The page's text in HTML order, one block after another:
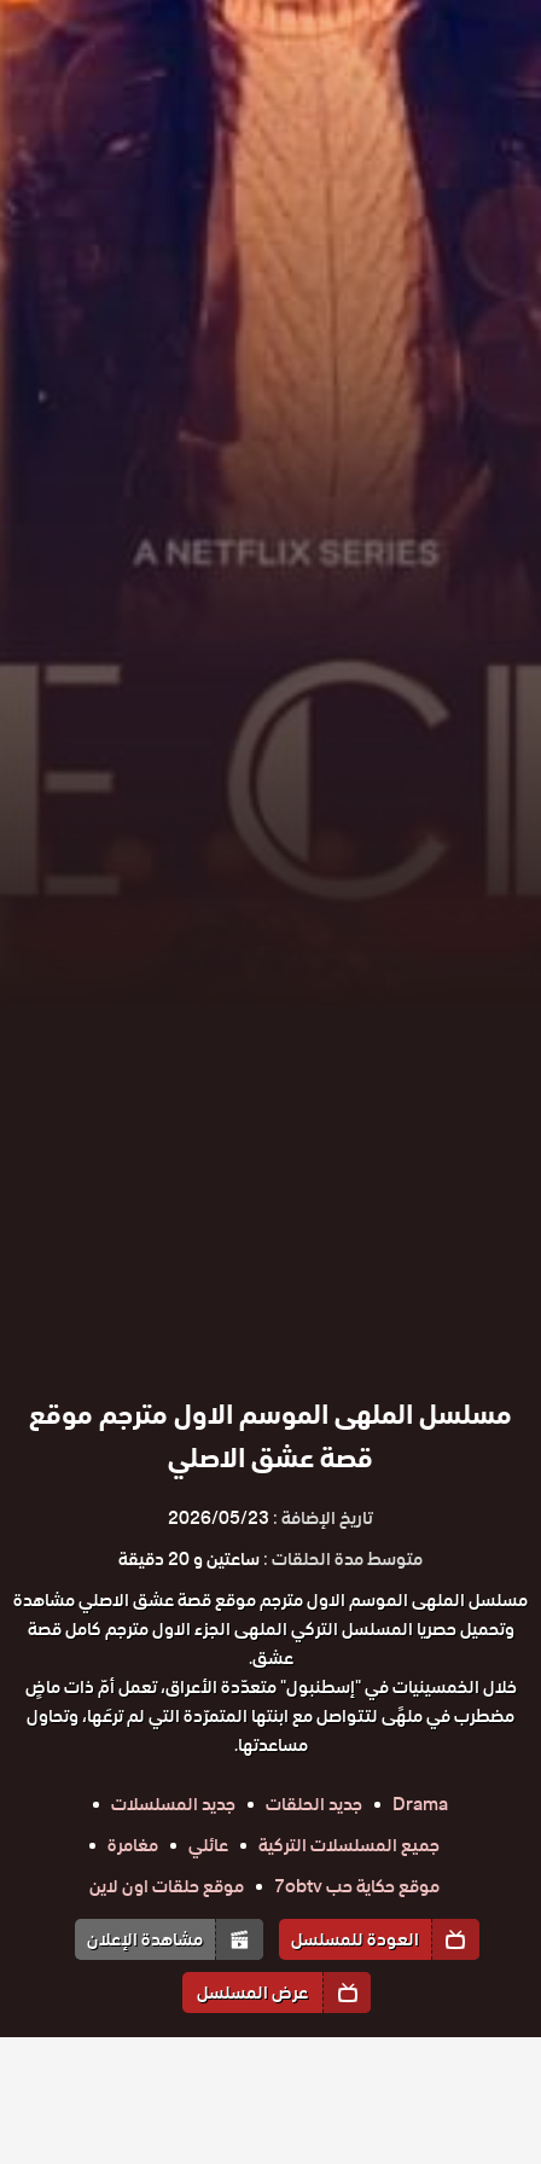
مسلسل الملهى الموسم الاول مترجم موقع
قصة عشق الاصلي
تاريخ الإضافة :2026/05/23
متوسط مدة الحلقات :ساعتين و 20 دقيقة
مسلسل الملهى الموسم الاول مترجم موقع قصة عشق الاصلي مشاهدة
وتحميل حصريا المسلسل التركي الملهى الجزء الاول مترجم كامل قصة
عشق.
خلال الخمسينيات في "إسطنبول" متعدّدة الأعراق، تعمل أمّ ذات ماضٍ
مضطرب في ملهًى لتتواصل مع ابنتها المتمرّدة التي لم ترعَها، وتحاول
مساعدتها.
Drama
جديد الحلقات
جديد المسلسلات
جميع المسلسلات التركية
عائلي
مغامرة
موقع حكاية حب 7obtv
موقع حلقات اون لاين
العودة للمسلسل
مشاهدة الإعلان
عرض المسلسل